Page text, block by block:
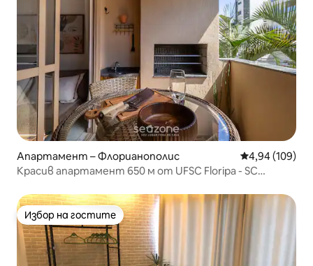
Апартамент – Флорианополис Средна
4,94 (109)
Красив апартамент 650 м от UFSC Floripa - SC
Избор на гостите
Избор на гостите